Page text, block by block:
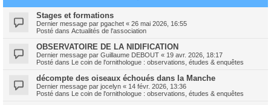
Stages et formations
Dernier message par pgachet « 26 mai 2026, 16:55
Posté dans Actualités de l'association
OBSERVATOIRE DE LA NIDIFICATION
Dernier message par Guillaume DEBOUT « 19 avr. 2026, 18:17
Posté dans Le coin de l'ornithologue : observations, études & enquêtes
décompte des oiseaux échoués dans la Manche
Dernier message par jocelyn « 14 févr. 2026, 13:36
Posté dans Le coin de l'ornithologue : observations, études & enquêtes